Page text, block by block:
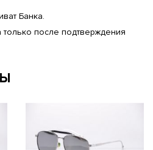
Банка.
после подтверждения